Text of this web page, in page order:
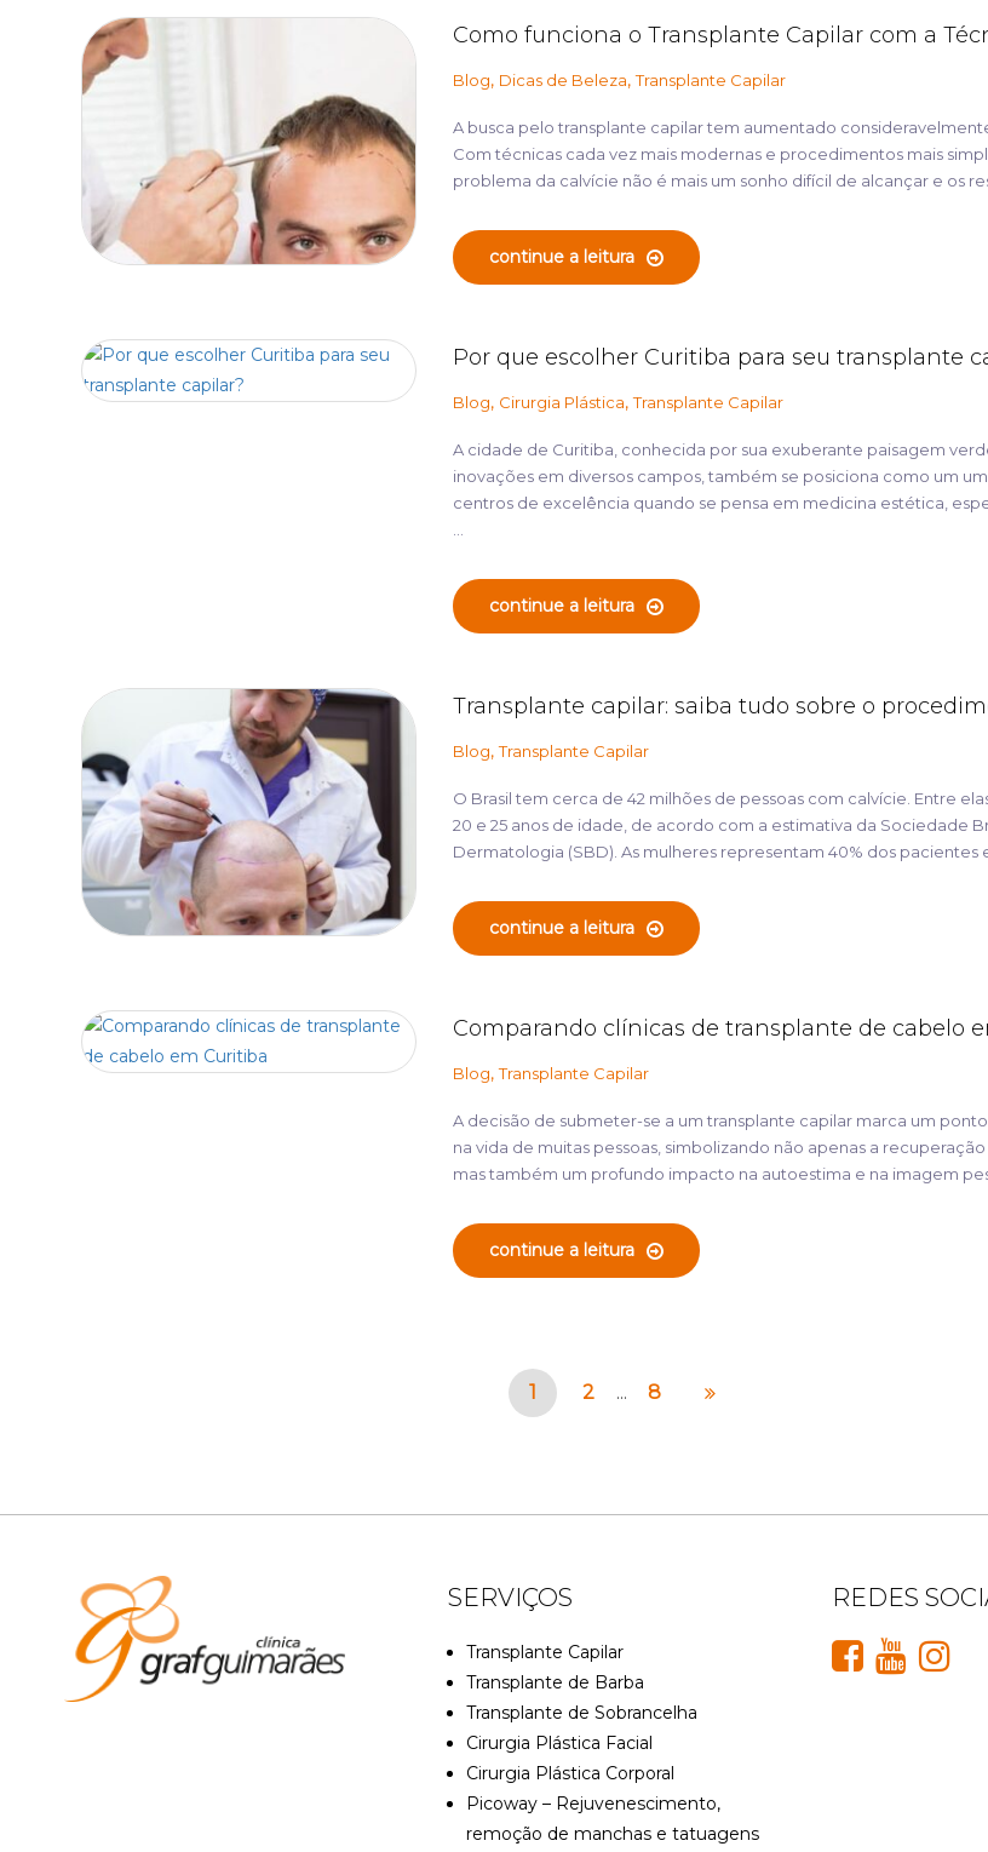
Como funciona o Transplante Capilar com a
Blog, Dicas de Beleza,Transplante Capilar
A busca pelo transplante capilar tem aumentado
Com técnicas cada vez mais modernas e procedimentos mais
problema da calvície não é mais um sonho difícil de alcançar e os
continue a leitura
Por que escolher Curitiba para seu transplante
Blog, Cirurgia Plástica,Transplante Capilar
A cidade de Curitiba, conhecida por sua exuberante paisagem
inovações em diversos campos, também se posiciona como um
centros de excelência quando se pensa em medicina estética,
continue a leitura
Transplante capilar: saiba tudo sobre o
Blog,Transplante Capilar
O Brasil tem cerca de 42 milhões de pessoas com calvície. Entre
20 e 25 anos de idade, de acordo com a estimativa da Sociedade
Dermatologia (SBD). As mulheres representam 40% dos pacientes e
continue a leitura
Comparando clínicas de transplante de cabelo
Blog,Transplante Capilar
A decisão de submeter-se a um transplante capilar marca um
na vida de muitas pessoas, simbolizando não apenas a
mas também um profundo impacto na autoestima e na imagem
continue a leitura
1 2 … 8
SERVIÇOS
Transplante Capilar
Transplante de Barba
Transplante de Sobrancelha
Cirurgia Plástica Facial
Cirurgia Plástica Corporal
Picoway – Rejuvenescimento,
remoção de manchas e tatuagens
REDES